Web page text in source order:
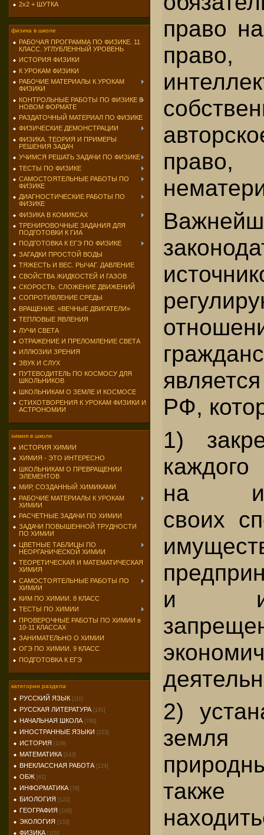
2х2 + ШУТКА
физика в школе
РАБОЧАЯ ПРОГРАММА ПО ФИЗИКЕ. 11
КЛАСС. УГЛУБЛЕННЫЙ УРОВЕНЬ
ИСТОРИЯ ФИЗИКИ
К УРОКАМ ФИЗИКИ
РАБОЧИЕ МАТЕРИАЛЫ К УРОКАМ
ФИЗИКИ
КОНТРОЛЬНЫЕ РАБОТЫ ПО ФИЗИКЕ В
НОВОМ ФОРМАТЕ
РАЗДАТОЧНЫЙ МАТЕРИАЛ ПО ФИЗИКЕ
ФИЗИЧЕСКИЕ ДЕМОНСТРАЦИИ
ФИЗИКА. ТЕОРИЯ И ПРИМЕРЫ
РЕШЕНИЯ ЗАДАЧ
УЧИМСЯ РЕШАТЬ ЗАДАЧИ ПО ФИЗИКЕ
ТЕСТЫ ПО ФИЗИКЕ
САМОСТОЯТЕЛЬНЫЕ РАБОТЫ ПО
ФИЗИКЕ
ДИАГНОСТИЧЕСКИЕ РАБОТЫ ПО
ФИЗИКЕ
ФИЗИКА В КОМИКСАХ
ТРЕНИРОВОЧНЫЕ ЗАДАНИЯ ДЛЯ
ПОДГОТОВКИ К ГИА
ПОДГОТОВКА К ЕГЭ ПО ФИЗИКЕ
ЗАГАДКИ ПРОСТОЙ ВОДЫ
ТЯЖЕСТЬ И ВЕС. РЫЧАГ. ДАВЛЕНИЕ
СВОЙСТВА ЖИДКОСТЕЙ И ГАЗОВ
СКОРОСТЬ. СЛОЖЕНИЕ ДВИЖЕНИЙ
СОПРОТИВЛЕНИЕ СРЕДЫ
ВРАЩЕНИЕ. «ВЕЧНЫЕ ДВИГАТЕЛИ»
ТЕПЛОВЫЕ ЯВЛЕНИЯ
ЛУЧИ СВЕТА
ОТРАЖЕНИЕ И ПРЕЛОМЛЕНИЕ СВЕТА
ИЛЛЮЗИИ ЗРЕНИЯ
ЗВУК И СЛУХ
ПУТЕВОДИТЕЛЬ ПО КОСМОСУ ДЛЯ
ШКОЛЬНИКОВ
ШКОЛЬНИКАМ О ЗЕМЛЕ И КОСМОСЕ
СТИХОТВОРЕНИЯ К УРОКАМ ФИЗИКИ И
АСТРОНОМИИ
химия в школе
ИСТОРИЯ ХИМИИ
ХИМИЯ - ЭТО ИНТЕРЕСНО
ШКОЛЬНИКАМ О ПРЕВРАЩЕНИИ
ЭЛЕМЕНТОВ
МИР, СОЗДАННЫЙ ХИМИКАМИ
РАБОЧИЕ МАТЕРИАЛЫ К УРОКАМ
ХИМИИ
РАСЧЕТНЫЕ ЗАДАЧИ ПО ХИМИИ
ЗАДАЧИ ПОВЫШЕННОЙ ТРУДНОСТИ
ПО ХИМИИ
ЦВЕТНЫЕ ТАБЛИЦЫ ПО
НЕОРГАНИЧЕСКОЙ ХИМИИ
ТЕОРЕТИЧЕСКАЯ И МАТЕМАТИЧЕСКАЯ
ХИМИЯ
САМОСТОЯТЕЛЬНЫЕ РАБОТЫ ПО
ХИМИИ
КИМ ПО ХИМИИ. 8 КЛАСС
ТЕСТЫ ПО ХИМИИ
ПРОВЕРОЧНЫЕ РАБОТЫ ПО ХИМИИ в
10-11 КЛАССАХ
ЗАНИМАТЕЛЬНО О ХИМИИ
ОГЭ ПО ХИМИИ. 9 КЛАСС
ПОДГОТОВКА К ЕГЭ
категории раздела
РУССКИЙ ЯЗЫК [111]
РУССКАЯ ЛИТЕРАТУРА [141]
НАЧАЛЬНАЯ ШКОЛА [799]
ИНОСТРАННЫЕ ЯЗЫКИ [223]
ИСТОРИЯ [109]
МАТЕМАТИКА [143]
ВНЕКЛАССНАЯ РАБОТА [124]
ОБЖ [61]
ИНФОРМАТИКА [76]
БИОЛОГИЯ [122]
ГЕОГРАФИЯ [100]
ЭКОЛОГИЯ [133]
ФИЗИКА [105]
право
право,
РФ,
1)
на
своих
и
2)